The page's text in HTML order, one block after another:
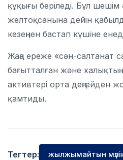
құқығы беріледі. Бұл шешім
желтоқсанына дейін
кезеңнен бастап күшіне
Жаңа ереже «сән-салтанат
бағытталған және халықтың
активтері орта деңгейден
қамтиды.
Тегтер: жылжымайтын